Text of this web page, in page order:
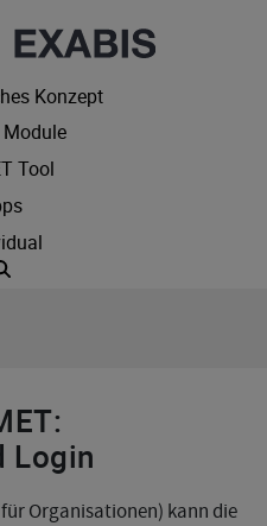
Konzept
Tool
Login
Organisationen) kann die